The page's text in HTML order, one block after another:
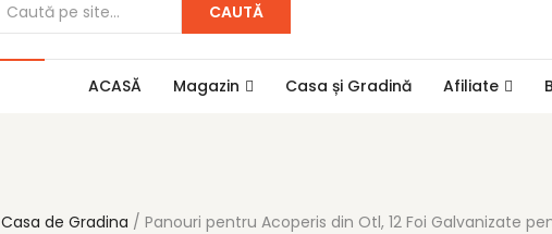
CAUTĂ
ACASĂ Magazin Casa și Gradină Afiliate
Casa de Gradina Panouri pentru Acoperis din Otl, 12 Foi Galvanizate